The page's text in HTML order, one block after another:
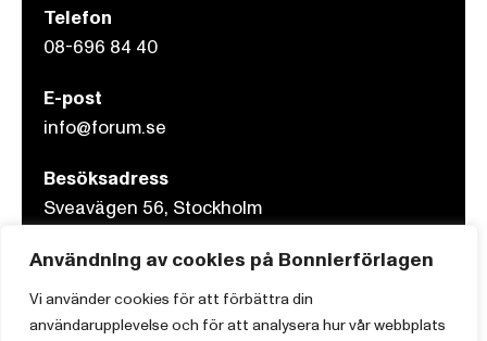
Användning av cookies på Bonnierförlagen
Vi använder cookies för att förbättra din
användarupplevelse och för att analysera hur vår webbplats
Telefon
08-696 84 40
E-post
info@forum.se
Besöksadress
Sveavägen 56, Stockholm
Postadress
Box 3159, 103 63 Stockholm